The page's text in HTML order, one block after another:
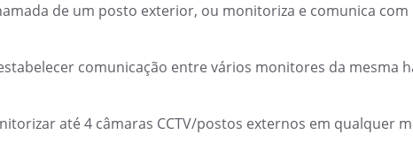
de um posto exterior, ou monitoriza e comunica
comunicação entre vários monitores da mesma
até 4 câmaras CCTV/postos externos em qualquer